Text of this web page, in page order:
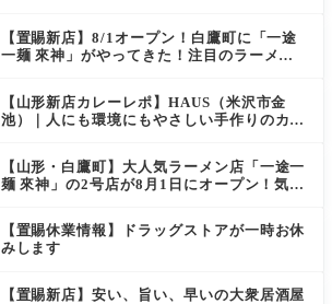
【置賜新店】8/1オープン！白鷹町に「一途
一麺 來神」がやってきた！注目のラーメン
【山形新店カレーレポ】HAUS（米沢市金
池）｜人にも環境にもやさしい手作りのカフ
【山形・白鷹町】大人気ラーメン店「一途一
麺 來神」の2号店が8月1日にオープン！気に
【置賜休業情報】ドラッグストアが一時お休
みします
【置賜新店】安い、旨い、早いの大衆居酒屋